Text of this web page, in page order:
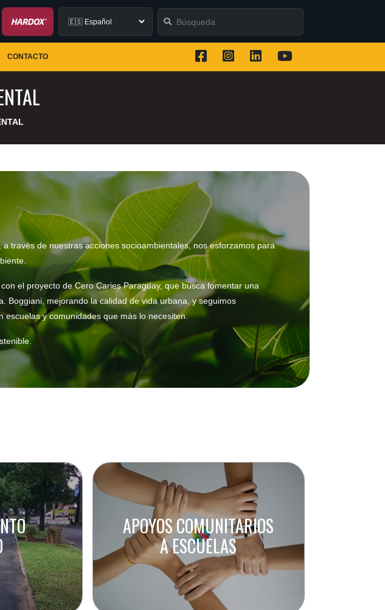
CONTACTO
través de nuestras acciones socioambientales, nos esforzamos para
el proyecto de Cero Caries Paraguay, que busca fomentar una
Boggiani, mejorando la calidad de vida urbana, y seguimos
y comunidades que más lo necesiten.
APOYOS COMUNITARIOS
A ESCUELAS